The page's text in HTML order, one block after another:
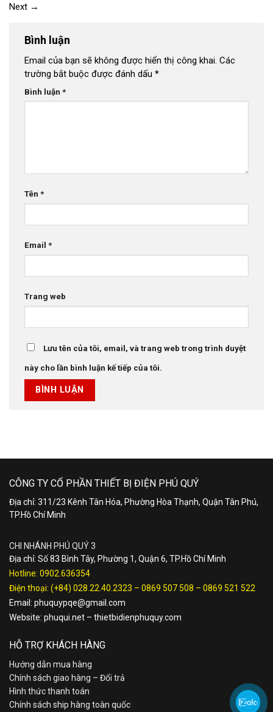
Next →
Bình luận
Email của bạn sẽ không được hiển thị công khai. Các
trường bắt buộc được đánh dấu *
Bình luận *
Tên *
Email *
Trang web
Lưu tên của tôi, email, và trang web trong trình duyệt
này cho lần bình luận kế tiếp của tôi.
CÔNG TY CỔ PHẦN THIẾT BỊ ĐIỆN PHÚ QUÝ
Địa chỉ: 311/23 Kênh Tân Hóa, Phường Hòa Thạnh, Quận Tân Phú,
TP.Hồ Chí Minh
CHI NHÁNH PHÚ QUÝ 3
Địa chỉ: Số 83 Bình Tây, Phường 1, Quận 6, TP.Hồ Chí Minh
Hotline: 0902.636354
Điện thoại: (+84) 028.22.40.2323 – 0869 507 508 – 0869 521 522
Email: phuquypqe@gmail.com
Website: phuqui.net – thietbidienphuquy.com
HỖ TRỢ KHÁCH HÀNG
Hướng dẫn mua hàng
Chính sách giao hàng – Đổi trả
Hình thức thanh toán
Chính sách ship hàng toàn quốc